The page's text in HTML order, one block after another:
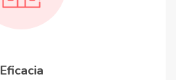
Eficacia